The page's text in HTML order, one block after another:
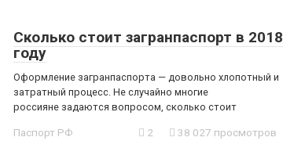
Сколько стоит загранпаспорт в 2018
году
Оформление загранпаспорта — довольно хлопотный и
затратный процесс. Не случайно многие
россияне задаются вопросом, сколько стоит
Паспорт РФ 2 38 027 просмотров